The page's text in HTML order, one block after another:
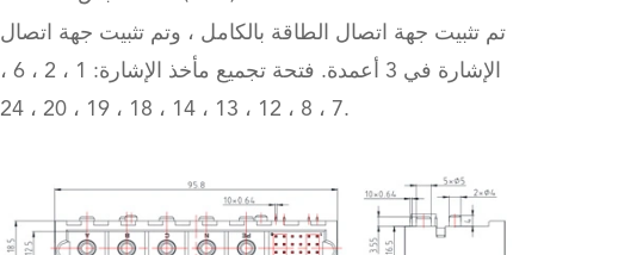
تم تثبيت جهة اتصال الطاقة بالكامل ، وتم تثبيت جهة اتصال
الإشارة في 3 أعمدة. فتحة تجميع مأخذ الإشارة: 1 ، 2 ، 6 ،
7 ، 8 ، 12 ، 13 ، 14 ، 18 ، 19 ، 20 ، 24.